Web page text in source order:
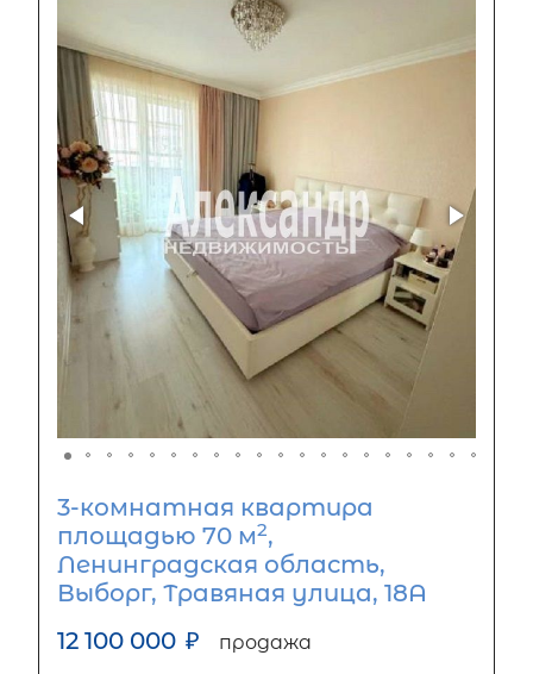
3-комнатная квартира
площадью 70 м2,
Ленинградская область,
Выборг, Травяная улица, 18А
12 100 000 ₽ продажа